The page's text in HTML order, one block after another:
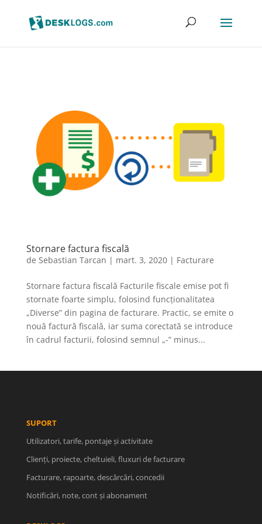
Stornare factura fiscală
de Sebastian Tarcan | mart. 3, 2020| Facturare
Stornare factura fiscală Facturile fiscale emise pot fi
stornate foarte simplu, folosind funcționalitatea
„Diverse” din pagina de facturare. Practic, se emite o
nouă factură fiscală, iar suma corectată se introduce
în cadrul facturii, folosind semnul „-” minus...
SUPORT
Utilizatori, tarife, pontaje și activitate
Clienți, proiecte, cheltuieli, fluxuri de facturare
Facturare, rapoarte, descărcări, concedii
Notificări, note, cont și abonament